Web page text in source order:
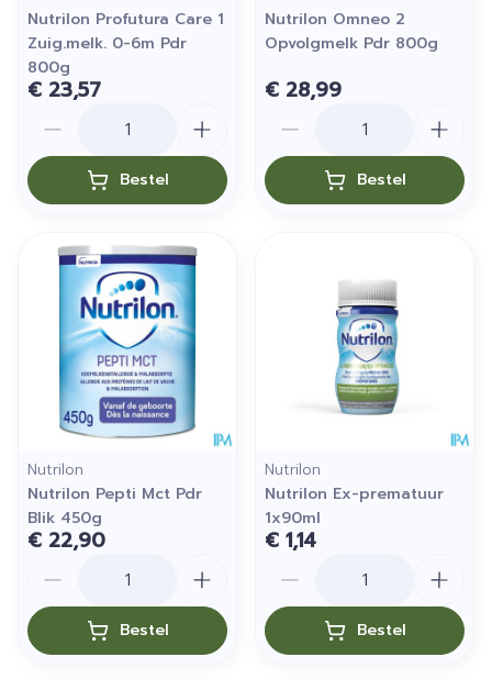
Nutrilon Profutura Care 1
Zuig.melk. 0-6m Pdr
800g
€ 23,57
Bestel
Nutrilon Omneo 2
Opvolgmelk Pdr 800g
€ 28,99
Bestel
Nutrilon
Nutrilon Pepti Mct Pdr
Blik 450g
€ 22,90
Bestel
Nutrilon
Nutrilon Ex-prematuur
1x90ml
€ 1,14
Bestel